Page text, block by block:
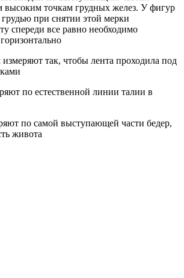
высоким точкам грудных желез. У фигур
при снятии этой мерки
спереди все равно необходимо
так, чтобы лента проходила под
по естественной линии талии в
по самой выступающей части бедер,
живота